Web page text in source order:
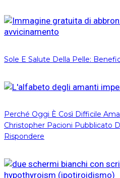
Sole E Salute Della Pelle:
Perché Oggi È Così Difficile
Christopher Pacioni Pubblicato
Rispondere